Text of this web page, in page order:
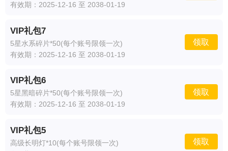
有效期：2025-12-16 至 2038-01-19
VIP礼包7
5星水系碎片*50(每个账号限领一次)
有效期：2025-12-16 至 2038-01-19
领取
VIP礼包6
5星黑暗碎片*50(每个账号限领一次)
有效期：2025-12-16 至 2038-01-19
领取
VIP礼包5
高级长明灯*10(每个账号限领一次)
领取